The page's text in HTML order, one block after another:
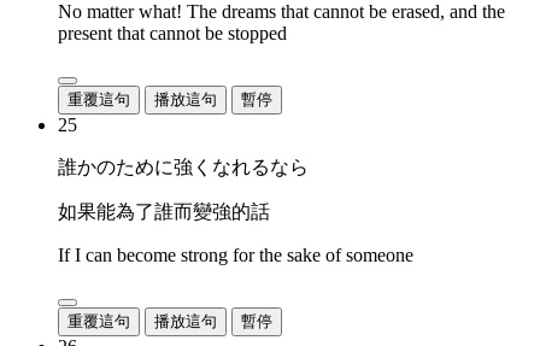
No matter what! The dreams that cannot be erased, and the
present that cannot be stopped
重覆這句 播放這句 暫停
25
誰かのために強くなれるなら
如果能為了誰而變強的話
If I can become strong for the sake of someone
重覆這句 播放這句 暫停